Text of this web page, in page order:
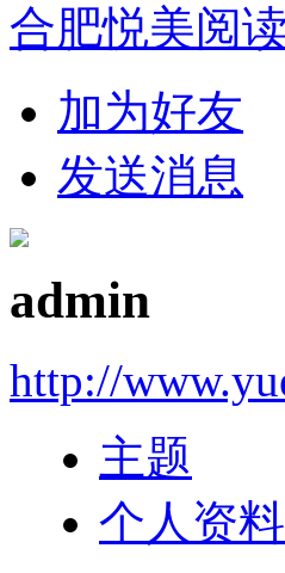
合肥悦美阅
加为好友
发送消息
admin
http://
主题
个人资料